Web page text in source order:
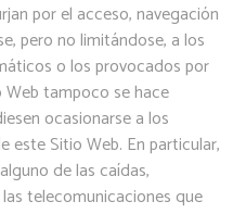
por el acceso, navegación
pero no limitándose, a los
o los provocados por
tampoco se hace
ocasionarse a los
este Sitio Web. En particular,
de las caídas,
telecomunicaciones que